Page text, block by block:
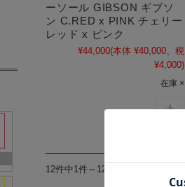
ーソール GIBSON ギブソ
ン C.RED x PINK チェリー
レッド x ピンク
¥44,000(本体 ¥40,000、税
¥4,000)
在庫 ×
12件中1件～12件を表示